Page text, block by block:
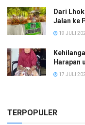
Dari
Jalan ke
19 JULI
Harapan
17 JULI
TERPOPULER